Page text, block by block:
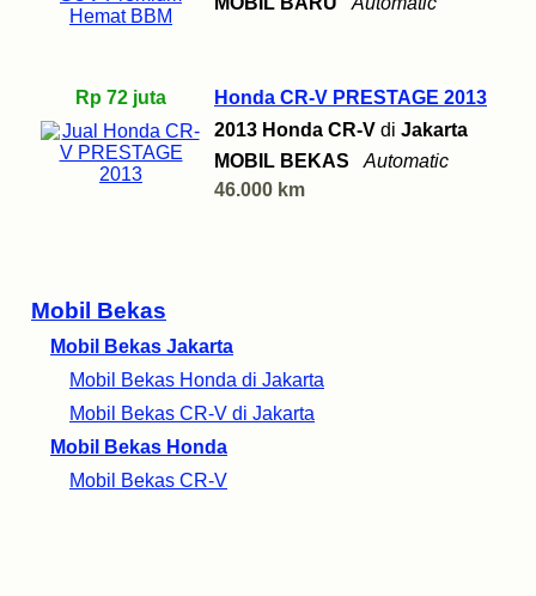
Mobil Bekas
Mobil Bekas Jakarta
Mobil Bekas Honda di Jakarta
Mobil Bekas CR-V di Jakarta
Mobil Bekas Honda
Mobil Bekas CR-V
Rp 72 juta
Honda CR-V PRESTAGE 2013
2013 Honda CR-V di Jakarta
MOBIL BEKAS
Automatic
46.000 km